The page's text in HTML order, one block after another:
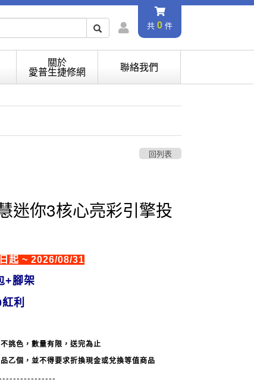
共 0 件
關於
愛普生捷修網 聯絡我們
回列表
迷你3核心亮彩引擎投
起 ~ 2026/08/31
+腳架
利
挑色，數量有限，送完為止
乙個，並不得要求折換現金或兌換等值商品